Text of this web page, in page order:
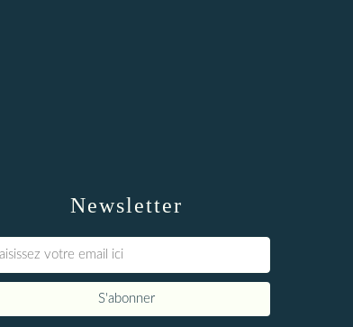
Newsletter